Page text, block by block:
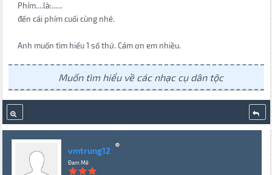
Phím....là:......
đến cái phím cuối cùng nhé.
Anh muốn tìm hiểu 1 số thứ. Cám ơn em nhiều.
Muốn tìm hiểu về các nhạc cụ dân tộc
vmtrung12
Đam Mê